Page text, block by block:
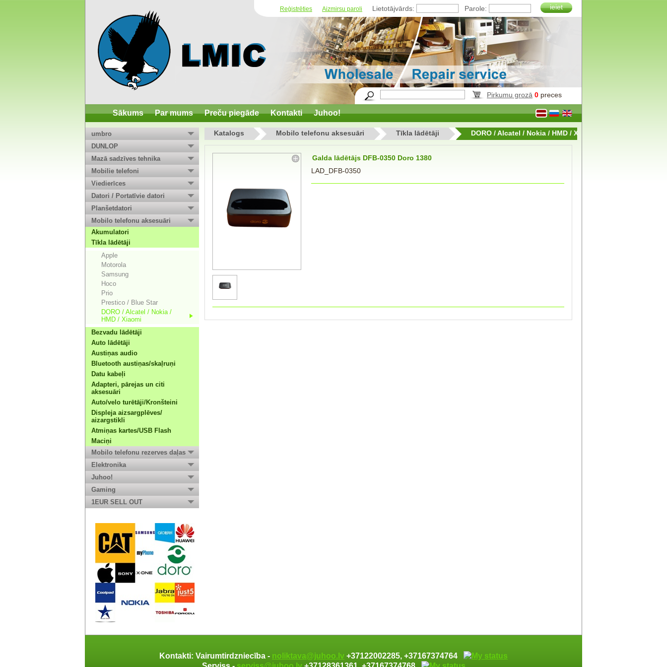
Reģistrēties Aizmirsu paroli Lietotājvārds: Parole: ieiet
Pirkumu grozā 0 preces
Sākums Par mums Preču piegāde Kontakti Juhoo!
umbro
DUNLOP
Mazā sadzīves tehnika
Mobilie telefoni
Viedierīces
Datori / Portatīvie datori
Planšetdatori
Mobilo telefonu aksesuāri
Akumulatori
Tīkla lādētāji
Apple
Motorola
Samsung
Hoco
Prio
Prestico / Blue Star
DORO / Alcatel / Nokia /
HMD / Xiaomi
Bezvadu lādētāji
Auto lādētāji
Austiņas audio
Bluetooth austiņas/skaļruņi
Datu kabeļi
Adapteri, pārejas un citi
aksesuāri
Auto/velo turētāji/Kronšteini
Displeja aizsargplēves/
aizargstikli
Atmiņas kartes/USB Flash
Maciņi
Mobilo telefonu rezerves daļas
Elektronika
Juhoo!
Gaming
1EUR SELL OUT
Katalogs Mobilo telefonu aksesuāri Tīkla lādētāji DORO / Alcatel / Nokia / HMD / Xiaomi
Galda lādētājs DFB-0350 Doro 1380
LAD_DFB-0350
Kontakti: Vairumtirdzniecība - noliktava@juhoo.lv +37122002285, +37167374764